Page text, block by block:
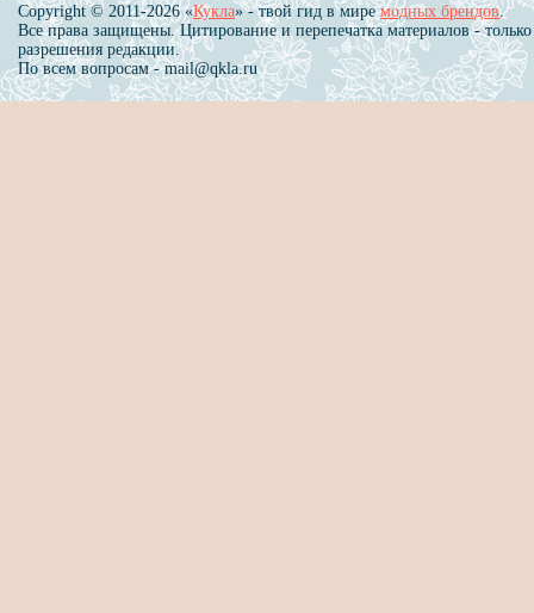
Copyright © 2011-2026 «Кукла» - твой гид в миремодных брендов.
Все права защищены. Цитирование и перепечатка материалов - только
разрешения редакции.
По всем вопросам - mail@qkla.ru